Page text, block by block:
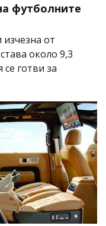
футболните
от
около 9,3
готви за